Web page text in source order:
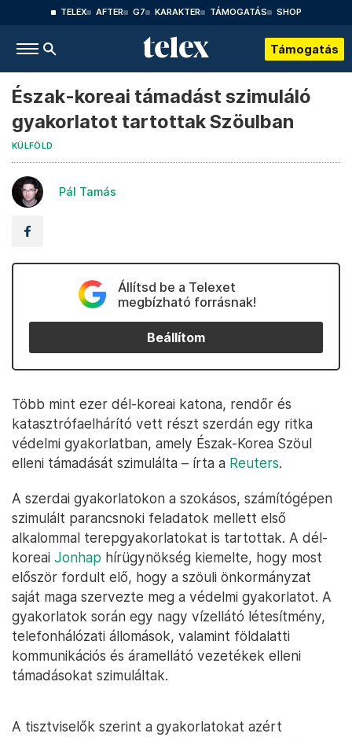
TELEX AFTER G7 KARAKTER TÁMOGATÁS SHOP
Támogatás
Észak-koreai támadást szimuláló
gyakorlatot tartottak Szöulban
KÜLFÖLD
Pál Tamás
Állítsd be a Telexet
megbízható forrásnak!
Beállítom
Több mint ezer dél-koreai katona, rendőr és
katasztrófaelhárító vett részt szerdán egy ritka
védelmi gyakorlatban, amely Észak-Korea Szöul
elleni támadását szimulálta – írta a Reuters.
A szerdai gyakorlatokon a szokásos, számítógépen
szimulált parancsnoki feladatok mellett első
alkalommal terepgyakorlatokat is tartottak. A dél-
koreai Jonhap hírügynökség kiemelte, hogy most
először fordult elő, hogy a szöuli önkormányzat
saját maga szervezte meg a védelmi gyakorlatot. A
gyakorlatok során egy nagy vízellátó létesítmény,
telefonhálózati állomások, valamint földalatti
kommunikációs és áramellátó vezetékek elleni
támadásokat szimuláltak.
A tisztviselők szerint a gyakorlatokat azért